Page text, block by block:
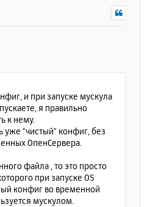
и при запуске мускула
я правильно
к нему.
уже "чистый" конфиг, без
ОпенСервера.
файла , то это просто
при запуске OS
конфиг во временной
мускулом.